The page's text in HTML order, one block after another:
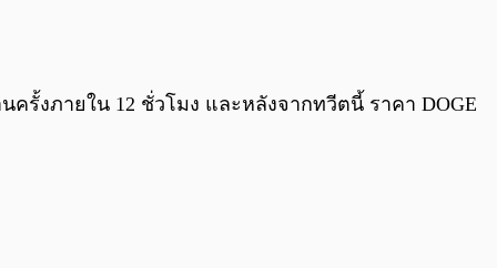
รั้งภายใน 12 ชั่วโมง และหลังจากทวีตนี้ ราคา DOGE